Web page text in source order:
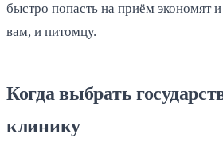
быстро попасть на приём экономят
вам, и питомцу.
Когда выбрать
клинику